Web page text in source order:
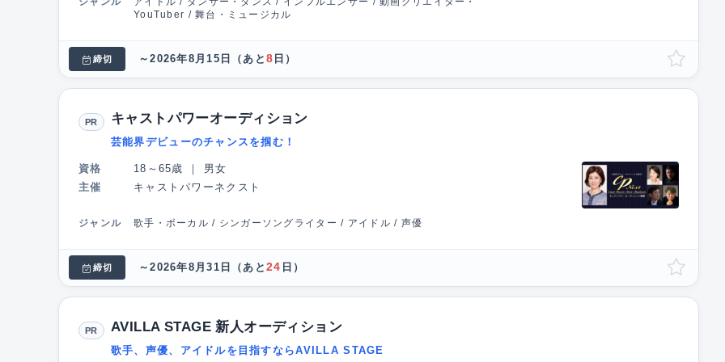
YouTuber / 舞台・ミュージカル
締切 ～2026年8月15日 （あと 8 日）
PR キャストパワーオーディション
芸能界デビューのチャンスを掴む！
資格 18～65歳 ｜ 男女
主催
キャストパワーネクスト
ジャンル 歌手・ボーカル / シンガーソングライター / アイドル / 声優
締切 ～2026年8月31日 （あと 24 日）
PR AVILLA STAGE 新人オーディション
歌手、声優、アイドルを目指すならAVILLA STAGE